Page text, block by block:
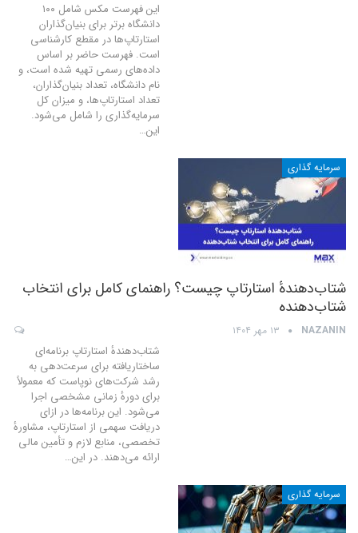
این فهرست مکس شامل ۱۰۰
دانشگاه برتر برای بنیان‌گذاران
استارتاپ‌ها در مقطع کارشناسی
است. فهرست حاضر بر اساس
داده‌های رسمی تهیه شده است، و
نام دانشگاه، تعداد بنیان‌گذاران،
تعداد استارتاپ‌ها، و میزان کل
سرمایه‌گذاری را شامل می‌شود.
این…
سرمایه گذاری
شتاب‌دهندهٔ استارتاپ چیست؟ راهنمای کامل برای انتخاب
شتا‌ب‌دهنده
NAZANIN ۱۳ مهر ۱۴۰۴
شتاب‌دهندهٔ استارتاپ برنامه‌ای
ساختاریافته برای سرعت‌دهی به
رشد شرکت‌های نوپاست که معمولاً
برای دورهٔ زمانی مشخصی اجرا
می‌شود. این برنامه‌ها در ازای
دریافت سهمی از استارتاپ، مشاورهٔ
تخصصی، منابع لازم و تأمین مالی
ارائه می‌دهند. در این…
سرمایه گذاری